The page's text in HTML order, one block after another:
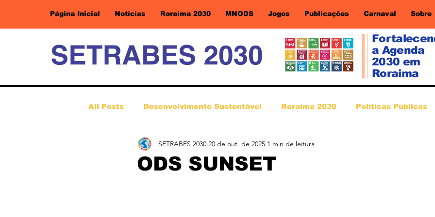
Página Inicial Notícias Roraima 2030 MNODS Jogos Publicações Carnaval Sobre
a Agenda
2030 em
Roraima
All Posts Desenvolvimento Sustentável Roraima 2030 Políticas Públicas
ODS SUNSET
SETRABES 2030 20 de out. de 2025 1 min de leitura